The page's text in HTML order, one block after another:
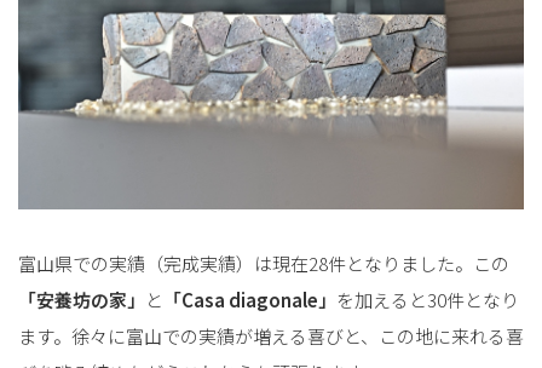
富山県での実績（完成実績）は現在28件となりました。この
「安養坊の家」 と 「Casa diagonale」 を加えると30件となり
ます。徐々に富山での実績が増える喜びと、この地に来れる喜